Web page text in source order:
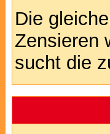
Die
Zensieren
sucht die